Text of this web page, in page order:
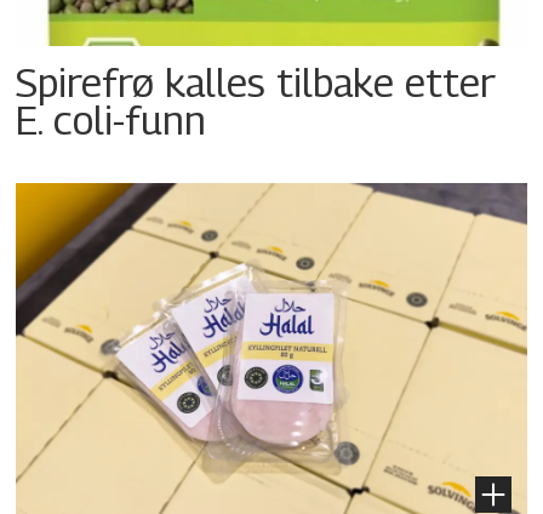
Spirefrø kalles tilbake etter
E. coli-funn